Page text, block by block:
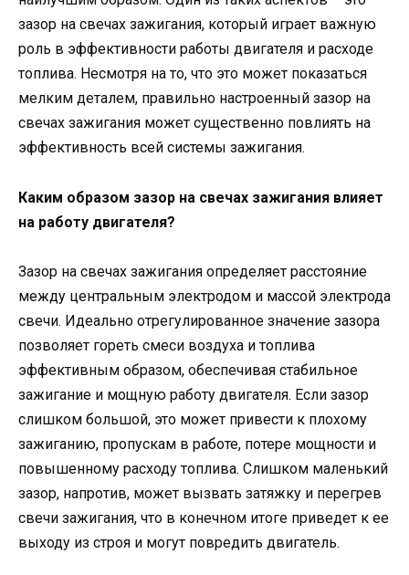
зазор на свечах зажигания, который играет важную
роль в эффективности работы двигателя и расходе
топлива. Несмотря на то, что это может показаться
мелким деталем, правильно настроенный зазор на
свечах зажигания может существенно повлиять на
эффективность всей системы зажигания.
Каким образом зазор на свечах зажигания влияет
на работу двигателя?
Зазор на свечах зажигания определяет расстояние
между центральным электродом и массой электрода
свечи. Идеально отрегулированное значение зазора
позволяет гореть смеси воздуха и топлива
эффективным образом, обеспечивая стабильное
зажигание и мощную работу двигателя. Если зазор
слишком большой, это может привести к плохому
зажиганию, пропускам в работе, потере мощности и
повышенному расходу топлива. Слишком маленький
зазор, напротив, может вызвать затяжку и перегрев
свечи зажигания, что в конечном итоге приведет к ее
выходу из строя и могут повредить двигатель.